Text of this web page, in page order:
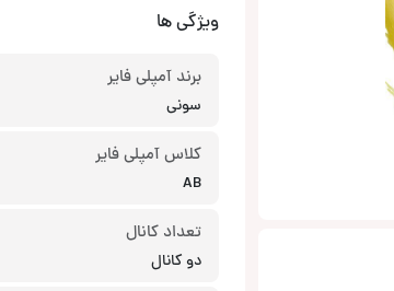
ویژگی ها
برند آمپلی فایر
سونی
کلاس آمپلی فایر
AB
تعداد کانال
دو کانال